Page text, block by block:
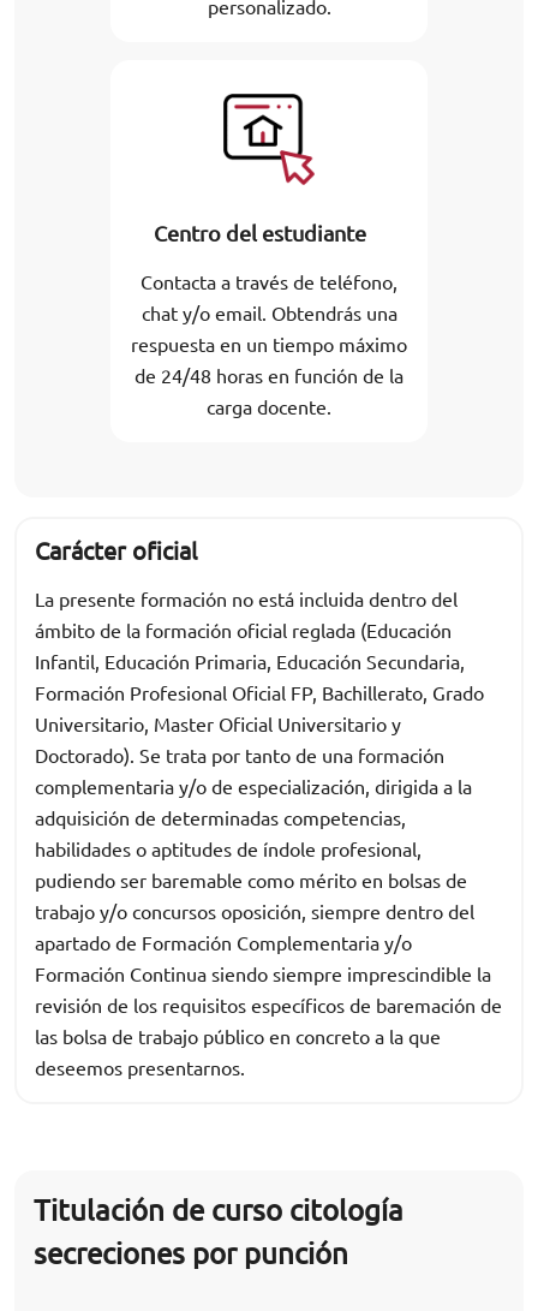
personalizado.
Centro del estudiante
Contacta a través de teléfono,
chat y/o email. Obtendrás una
respuesta en un tiempo máximo
de 24/48 horas en función de la
carga docente.
Carácter oficial
La presente formación no está incluida dentro del
ámbito de la formación oficial reglada (Educación
Infantil, Educación Primaria, Educación Secundaria,
Formación Profesional Oficial FP, Bachillerato, Grado
Universitario, Master Oficial Universitario y
Doctorado). Se trata por tanto de una formación
complementaria y/o de especialización, dirigida a la
adquisición de determinadas competencias,
habilidades o aptitudes de índole profesional,
pudiendo ser baremable como mérito en bolsas de
trabajo y/o concursos oposición, siempre dentro del
apartado de Formación Complementaria y/o
Formación Continua siendo siempre imprescindible la
revisión de los requisitos específicos de baremación de
las bolsa de trabajo público en concreto a la que
deseemos presentarnos.
Titulación de curso citología
secreciones por punción